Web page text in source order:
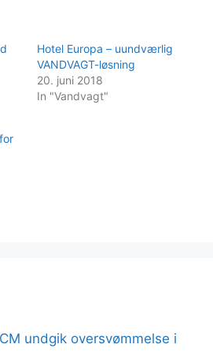
Hotel Europa – uundværlig
VANDVAGT-løsning
20. juni 2018
In "Vandvagt"
undgik oversvømmelse i